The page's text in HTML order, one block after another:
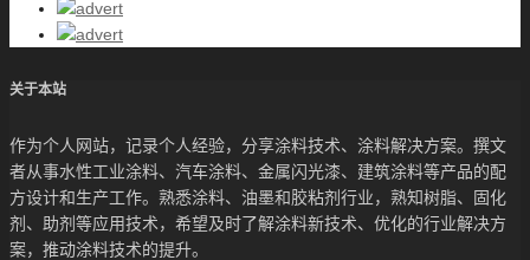
关于本站
作为个人网站，记录个人经验，分享涂料技术、涂料解决方案。撰文
者从事水性工业涂料、汽车涂料、金属闪光漆、建筑涂料等产品的配
方设计和生产工作。熟悉涂料、油墨和胶粘剂行业，熟知树脂、固化
剂、助剂等应用技术，希望及时了解涂料新技术、优化的行业解决方
案，推动涂料技术的提升。